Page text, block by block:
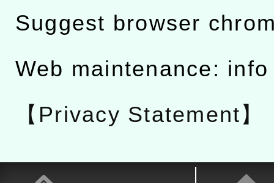
Suggest browser
Web maintenance:
【Privacy Statement】